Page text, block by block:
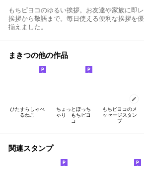
もちピヨコのゆるい挨拶。お友達や家族に即
挨拶から敬語まで。毎日使える便利な挨拶を
揃えました。
まきつの他の作品
ひたすらしゃべ
るねこ
ちょっとぽっち
ゃり もちピヨ
コ
もちピヨコのメ
ッセージスタン
プ
関連スタンプ